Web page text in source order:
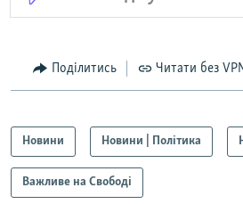
Поділитись Читати без
Новини Новини | Політика
Важливе на Свободі